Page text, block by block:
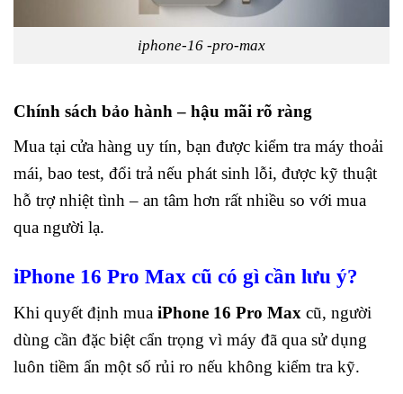
iphone-16 -pro-max
Chính sách bảo hành – hậu mãi rõ ràng
Mua tại cửa hàng uy tín, bạn được kiểm tra máy thoải
mái, bao test, đổi trả nếu phát sinh lỗi, được kỹ thuật
hỗ trợ nhiệt tình – an tâm hơn rất nhiều so với mua
qua người lạ.
iPhone 16 Pro Max cũ có gì cần lưu ý?
Khi quyết định mua iPhone 16 Pro Max cũ, người
dùng cần đặc biệt cẩn trọng vì máy đã qua sử dụng
luôn tiềm ẩn một số rủi ro nếu không kiểm tra kỹ.